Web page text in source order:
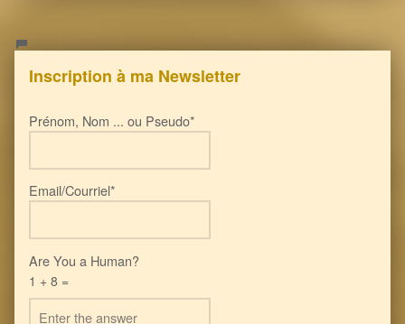
Inscription à ma Newsletter
Prénom, Nom ... ou Pseudo*
Email/Courriel*
Are You a Human?
1 + 8 =